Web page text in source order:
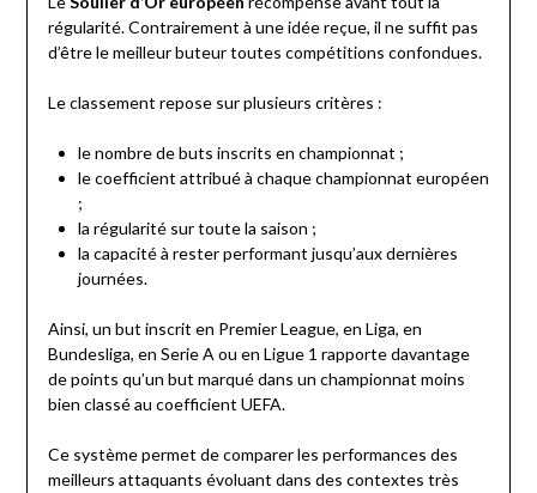
régularité. Contrairement à une idée reçue, il ne suffit pas
d’être le meilleur buteur toutes compétitions confondues.
Le classement repose sur plusieurs critères :
le nombre de buts inscrits en championnat ;
le coefficient attribué à chaque championnat européen
;
la régularité sur toute la saison ;
la capacité à rester performant jusqu’aux dernières
journées.
Ainsi, un but inscrit en Premier League, en Liga, en
Bundesliga, en Serie A ou en Ligue 1 rapporte davantage
de points qu’un but marqué dans un championnat moins
bien classé au coefficient UEFA.
Ce système permet de comparer les performances des
meilleurs attaquants évoluant dans des contextes très